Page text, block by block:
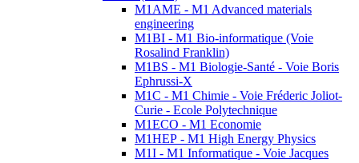
M1AME - M1 Advanced materials
engineering
M1BI - M1 Bio-informatique (Voie
Rosalind Franklin)
M1BS - M1 Biologie-Santé - Voie Boris
Ephrussi-X
M1C - M1 Chimie - Voie Fréderic Joliot-
Curie - Ecole Polytechnique
M1ECO - M1 Economie
M1HEP - M1 High Energy Physics
M1I - M1 Informatique - Voie Jacques